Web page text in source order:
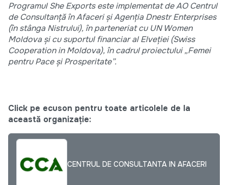
Programul She Exports este implementat de AO Centrul
de Consultanță în Afaceri și Agenția Dnestr Enterprises
(în stânga Nistrului), în parteneriat cu UN Women
Moldova și cu suportul financiar al Elveției (Swiss
Cooperation in Moldova), în cadrul proiectului „Femei
pentru Pace și Prosperitate”.
Click pe ecuson pentru toate articolele de la
această organizație:
CENTRUL DE CONSULTANTA IN AFACERI